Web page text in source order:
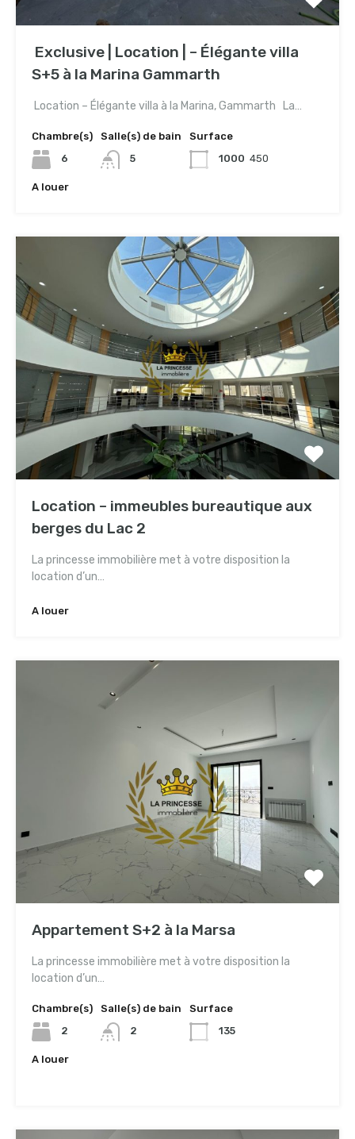
Exclusive | Location | – Élégante villa
S+5 à la Marina Gammarth
Location – Élégante villa à la Marina, Gammarth La…
Chambre(s)
6
Salle(s) de bain
5
Surface
1000 450
A louer
Location – immeubles bureautique aux
berges du Lac 2
La princesse immobilière met à votre disposition la
location d’un…
A louer
Appartement S+2 à la Marsa
La princesse immobilière met à votre disposition la
location d’un…
Chambre(s)
2
Salle(s) de bain
2
Surface
135
A louer